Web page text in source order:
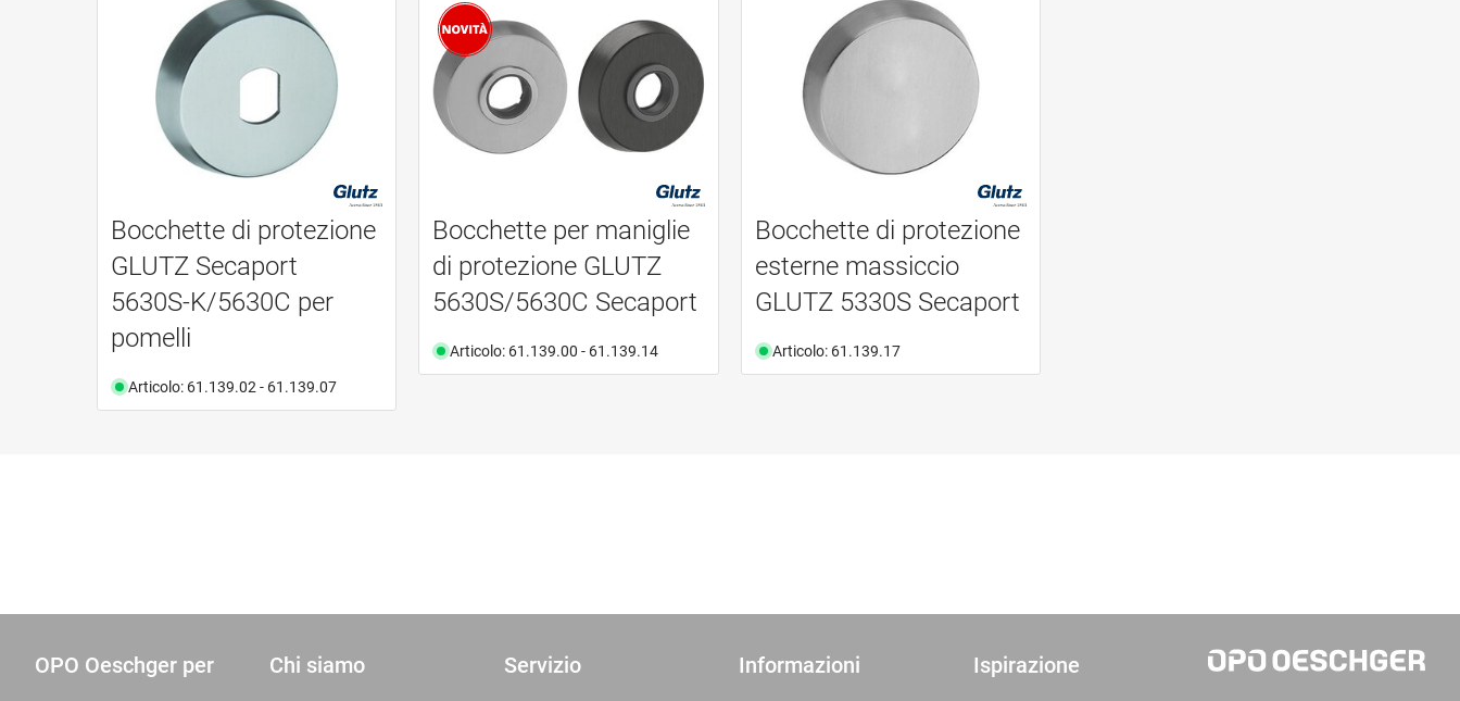
Bocchette di protezione
GLUTZ Secaport
5630S-K/5630C per
pomelli
Articolo: 61.139.02 - 61.139.07
Bocchette per maniglie
di protezione GLUTZ
5630S/5630C Secaport
Articolo: 61.139.00 - 61.139.14
Bocchette di protezione
esterne massiccio
GLUTZ 5330S Secaport
Articolo: 61.139.17
OPO Oeschger per Chi siamo Servizio Informazioni Ispirazione